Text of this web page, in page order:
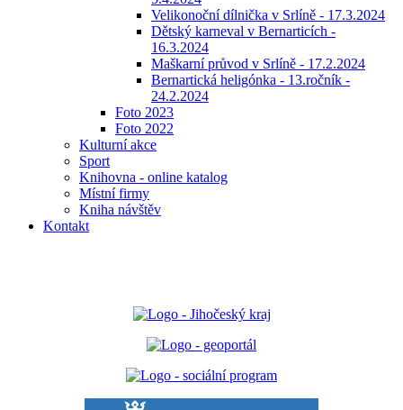
Velikonoční dílnička v Srlíně - 17.3.2024
Dětský karneval v Bernarticích -
16.3.2024
Maškarní průvod v Srlíně - 17.2.2024
Bernartická heligónka - 13.ročník -
24.2.2024
Foto 2023
Foto 2022
Kulturní akce
Sport
Knihovna - online katalog
Místní firmy
Kniha návštěv
Kontakt